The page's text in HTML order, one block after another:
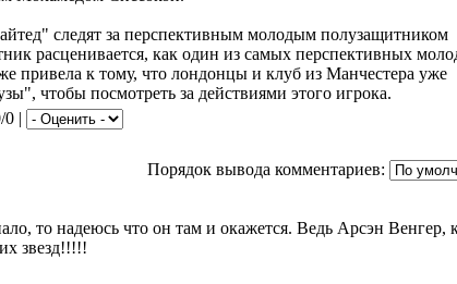
следят за перспективным молодым полузащитником
расценивается, как один из самых перспективных
привела к тому, что лондонцы и клуб из Манчестера уже
чтобы посмотреть за действиями этого игрока.
0 |
Порядок вывода комментариев:
то надеюсь что он там и окажется. Ведь Арсэн Венгер,
звезд!!!!!